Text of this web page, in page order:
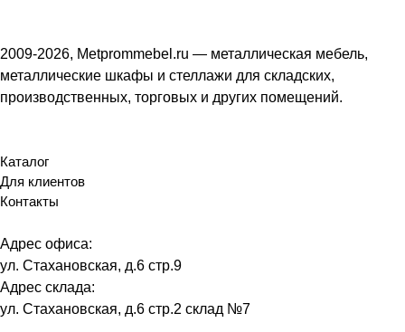
2009-2026, Metprommebel.ru — металлическая мебель,
металлические шкафы и стеллажи для складских,
производственных, торговых и других помещений.
Каталог
Для клиентов
Контакты
Адрес офиса:
ул. Стахановская, д.6 стр.9
Адрес склада:
ул. Стахановская, д.6 стр.2 склад №7